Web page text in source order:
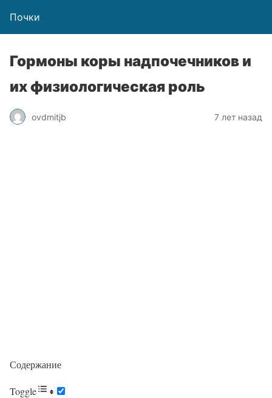
Почки
Гормоны коры надпочечников и
их физиологическая роль
ovdmitjb 7 лет назад
Содержание
Toggle